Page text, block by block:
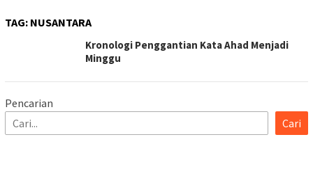
TAG: NUSANTARA
Kronologi Penggantian Kata Ahad Menjadi
Minggu
Pencarian
Cari